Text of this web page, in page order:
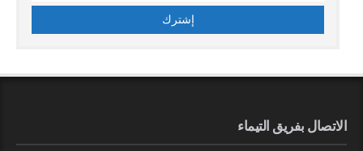
الاتصال بفريق التيماء